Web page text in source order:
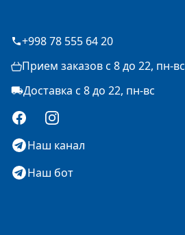
+998 78 555 64 20
Прием заказов с 8 до 22, пн-вс
Доставка с 8 до 22, пн-вс
FacebookInstagram
Наш канал
Наш бот